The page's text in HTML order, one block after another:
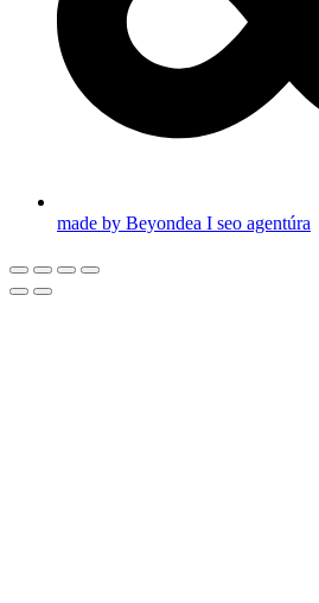
made by Beyondea I seo agentúra